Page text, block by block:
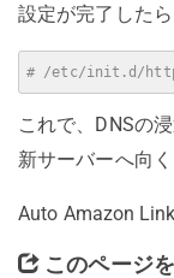
設定が完了した
# /etc/init.d/
これで、DNSの
新サーバーへ向
Auto Amazon
このページ